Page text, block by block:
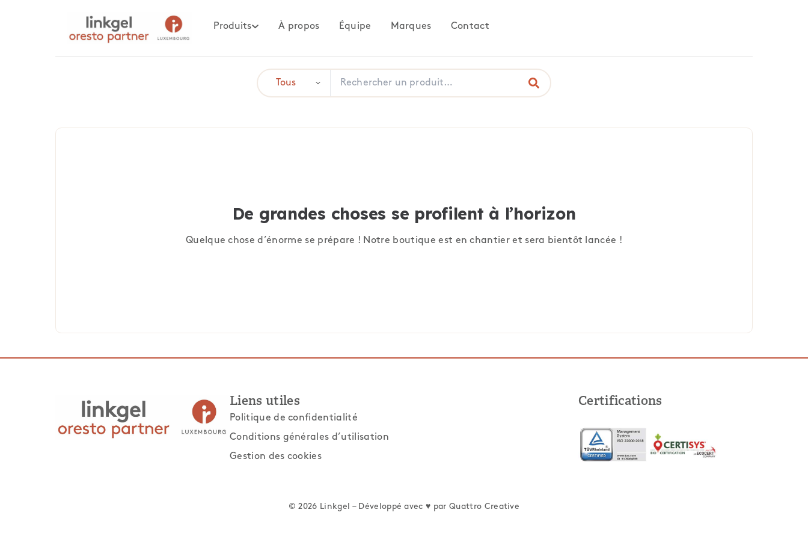
Produits À propos Équipe Marques Contact
De grandes choses se profilent à l’horizon
Quelque chose d’énorme se prépare ! Notre boutique est en chantier et sera bientôt lancée !
Liens utiles
Politique de confidentialité
Conditions générales d’utilisation
Gestion des cookies
Certifications
© 2026 Linkgel – Développé avec ♥ parQuattro Creative